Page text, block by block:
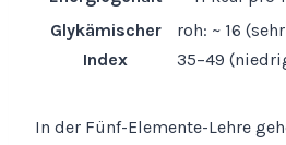
Glykämischer
Index
roh: ~ 16
35–49
In der Fünf-Elemente-Lehre